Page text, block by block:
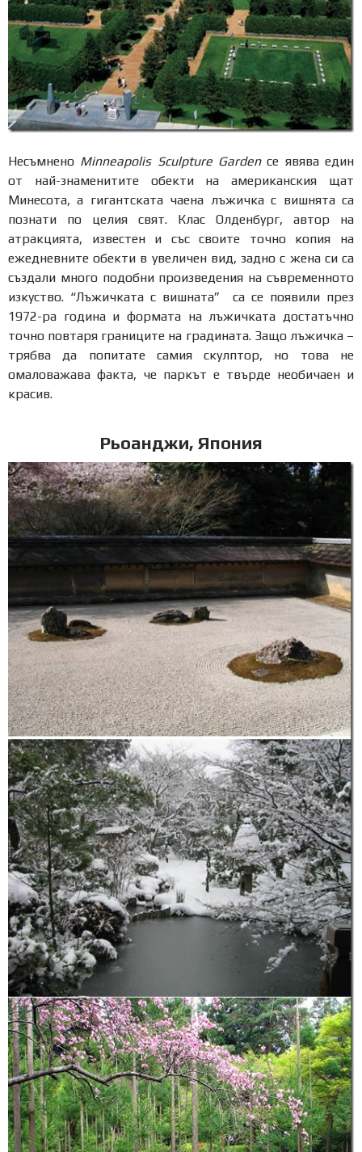
Несъмнено Minneapolis Sculpture Gardenсе явява един
от най-знаменитите обекти на американския щат
Минесота, а гигантската чаена лъжичка с вишнята са
познати по целия свят. Клас Олденбург, автор на
атракцията, известен и със своите точно копия на
ежедневните обекти в увеличен вид, задно с жена си са
създали много подобни произведения на съвременното
изкуство. “Лъжичката с вишната” са се появили през
1972-ра година и формата на лъжичката достатъчно
точно повтаря границите на градината. Защо лъжичка –
трябва да попитате самия скулптор, но това не
омаловажава факта, че паркът е твърде необичаен и
красив.
Рьоанджи, Япония